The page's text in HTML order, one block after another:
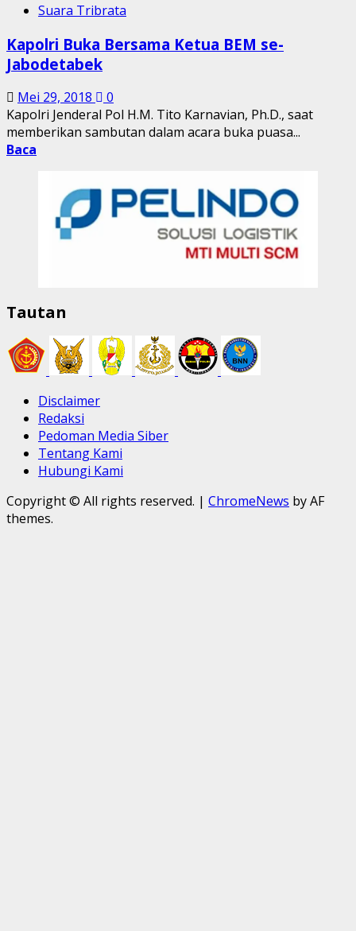
Suara Tribrata
Kapolri Buka Bersama Ketua BEM se-
Jabodetabek
Mei 29, 2018
0
Kapolri Jenderal Pol H.M. Tito Karnavian, Ph.D., saat
memberikan sambutan dalam acara buka puasa...
Baca
Tautan
Disclaimer
Redaksi
Pedoman Media Siber
Tentang Kami
Hubungi Kami
Copyright © All rights reserved. | ChromeNews by AF
themes.